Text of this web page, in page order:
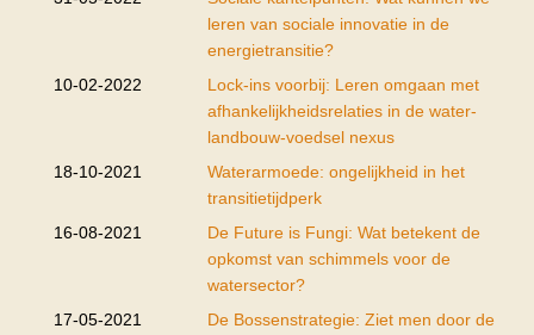
leren van sociale innovatie in de
energietransitie?
10-02-2022
Lock-ins voorbij: Leren omgaan met
afhankelijkheidsrelaties in de water-
landbouw-voedsel nexus
18-10-2021
Waterarmoede: ongelijkheid in het
transitietijdperk
16-08-2021
De Future is Fungi: Wat betekent de
opkomst van schimmels voor de
watersector?
17-05-2021
De Bossenstrategie: Ziet men door de